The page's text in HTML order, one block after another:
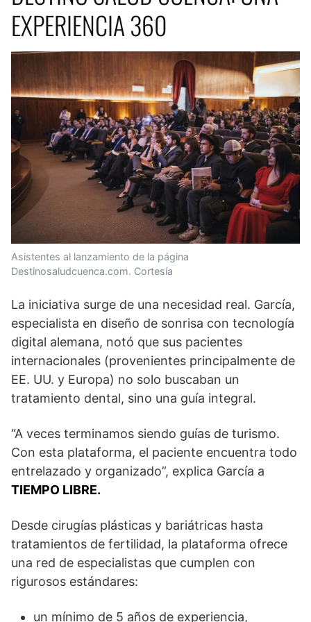
EXPERIENCIA 360
Asistentes al lanzamiento de la página
Destinosaludcuenca.com. Cortesía
La iniciativa surge de una necesidad real. García,
especialista en diseño de sonrisa con tecnología
digital alemana, notó que sus pacientes
internacionales (provenientes principalmente de
EE. UU. y Europa) no solo buscaban un
tratamiento dental, sino una guía integral.
“A veces terminamos siendo guías de turismo.
Con esta plataforma, el paciente encuentra todo
entrelazado y organizado”, explica García a
TIEMPO LIBRE.
Desde cirugías plásticas y bariátricas hasta
tratamientos de fertilidad, la plataforma ofrece
una red de especialistas que cumplen con
rigurosos estándares:
un mínimo de 5 años de experiencia,